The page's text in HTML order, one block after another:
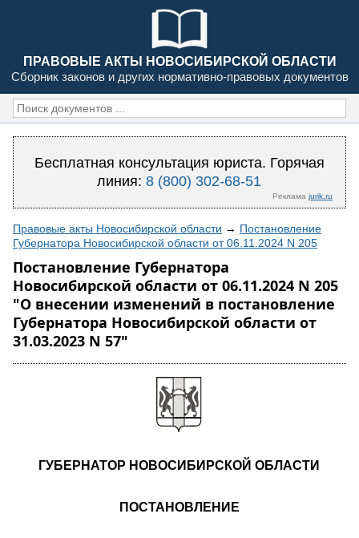
ПРАВОВЫЕ АКТЫ НОВОСИБИРСКОЙ ОБЛАСТИ
Сборник законов и других нормативно-правовых документов
Бесплатная консультация юриста. Горячая
линия:8 (800) 302-68-51
Реклама jurik.ru
Правовые акты Новосибирской области → Постановление
Губернатора Новосибирской области от 06.11.2024 N 205
Постановление Губернатора
Новосибирской области от 06.11.2024 N 205
"О внесении изменений в постановление
Губернатора Новосибирской области от
31.03.2023 N 57"
ГУБЕРНАТОР НОВОСИБИРСКОЙ ОБЛАСТИ
ПОСТАНОВЛЕНИЕ